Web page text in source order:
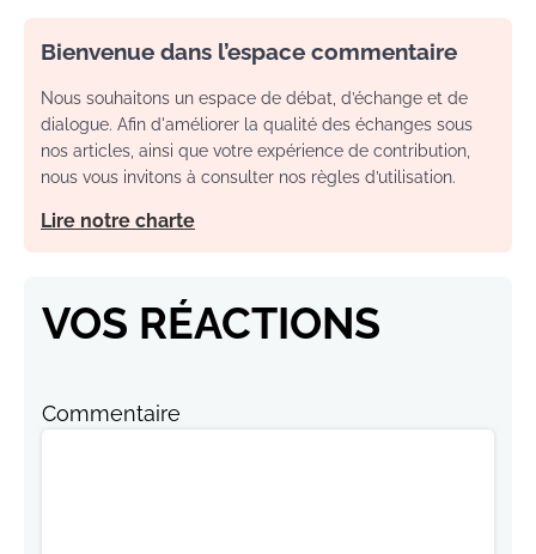
Bienvenue dans l’espace commentaire
Nous souhaitons un espace de débat, d’échange et de
dialogue. Afin d'améliorer la qualité des échanges sous
nos articles, ainsi que votre expérience de contribution,
nous vous invitons à consulter nos règles d’utilisation.
Lire notre charte
VOS RÉACTIONS
Commentaire